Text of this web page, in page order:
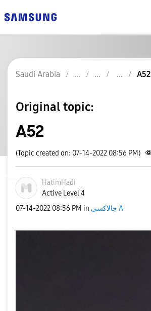
Saudi Arabia A52
Original topic:
A52
(Topic created on: 07-14-2022 08:56 PM)
HatimHadi
Active Level 4
‎07-14-2022 08:56 PM in جالاكسى A